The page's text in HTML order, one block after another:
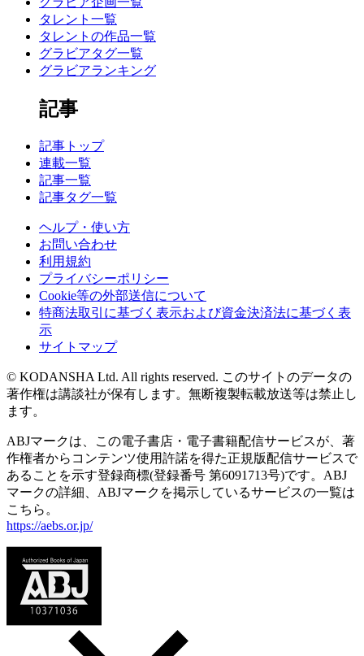
タレント一覧
タレントの作品一覧
グラビアタグ一覧
グラビアランキング
記事
記事トップ
連載一覧
記事一覧
記事タグ一覧
ヘルプ・使い方
お問い合わせ
利用規約
プライバシーポリシー
Cookie等の外部送信について
特商法取引に基づく表示および資金決済法に基づく表
示
サイトマップ
© KODANSHA Ltd. All rights reserved. このサイトのデータの
著作権は講談社が保有します。無断複製転載放送等は禁止し
ます。
ABJマークは、この電子書店・電子書籍配信サービスが、著
作権者からコンテンツ使用許諾を得た正規版配信サービスで
あることを示す登録商標(登録番号 第6091713号)です。ABJ
マークの詳細、ABJマークを掲示しているサービスの一覧は
こちら。
https://aebs.or.jp/